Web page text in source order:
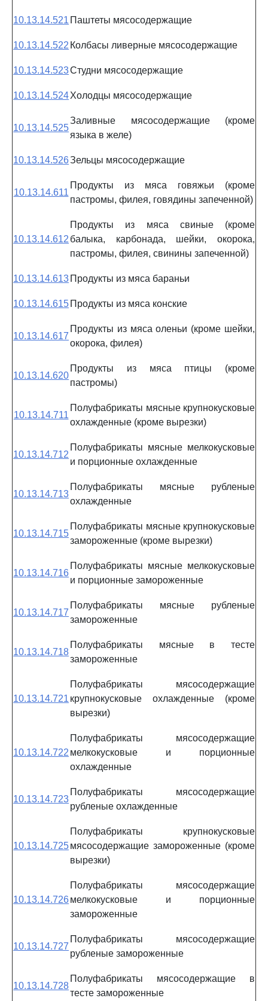
10.13.14.521 Паштеты мясосодержащие
10.13.14.522 Колбасы ливерные мясосодержащие
10.13.14.523Студни мясосодержащие
10.13.14.524Холодцы мясосодержащие
10.13.14.525
Заливные мясосодержащие (кроме
языка в желе)
10.13.14.526Зельцы мясосодержащие
10.13.14.611
Продукты из мяса говяжьи (кроме
пастромы, филея, говядины запеченной)
10.13.14.612
Продукты из мяса свиные (кроме
балыка, карбонада, шейки, окорока,
пастромы, филея, свинины запеченной)
10.13.14.613 Продукты из мяса бараньи
10.13.14.615 Продукты из мяса конские
10.13.14.617
Продукты из мяса оленьи (кроме шейки,
окорока, филея)
10.13.14.620
Продукты из мяса птицы (кроме
пастромы)
10.13.14.711
Полуфабрикаты мясные крупнокусковые
охлажденные (кроме вырезки)
10.13.14.712
Полуфабрикаты мясные мелкокусковые
и порционные охлажденные
10.13.14.713
Полуфабрикаты мясные рубленые
охлажденные
10.13.14.715
Полуфабрикаты мясные крупнокусковые
замороженные (кроме вырезки)
10.13.14.716
Полуфабрикаты мясные мелкокусковые
и порционные замороженные
10.13.14.717
Полуфабрикаты мясные рубленые
замороженные
10.13.14.718
Полуфабрикаты мясные в тесте
замороженные
10.13.14.721
Полуфабрикаты мясосодержащие
крупнокусковые охлажденные (кроме
вырезки)
10.13.14.722
Полуфабрикаты мясосодержащие
мелкокусковые и порционные
охлажденные
10.13.14.723
Полуфабрикаты мясосодержащие
рубленые охлажденные
10.13.14.725
Полуфабрикаты крупнокусковые
мясосодержащие замороженные (кроме
вырезки)
10.13.14.726
Полуфабрикаты мясосодержащие
мелкокусковые и порционные
замороженные
10.13.14.727
Полуфабрикаты мясосодержащие
рубленые замороженные
10.13.14.728
Полуфабрикаты мясосодержащие в
тесте замороженные